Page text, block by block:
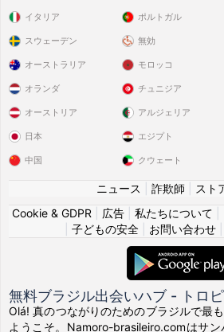
イタリア
スウェーデン
ポルトガル
無効
オーストラリア
オランダ
オーストリア
日本
中国
モロッコ
チュニジア
アルジェリア
エジプト
クウェート
ニュース 詐欺師 スト
Cookie & GDPR
広告 私たちについて
子どもの安全| お問い合わせ|
無料ブラジル出会いハブ - トロ
Olá! 真のつながりのためのブラジルで最
ようこそ。Namoro-brasileiro.comはサ